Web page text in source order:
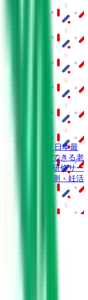
ューション
日本最
納得できる老
動画研修サー
生理予測・妊活